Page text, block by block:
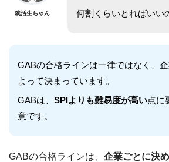
就活生ちゃん
何割くらいとればいい
GABの合格ラインは一律ではなく、
よって決まっています。
GABは、 SPIよりも難易度が高い点に
意です。
GABの合格ラインは、 企業ごとに決